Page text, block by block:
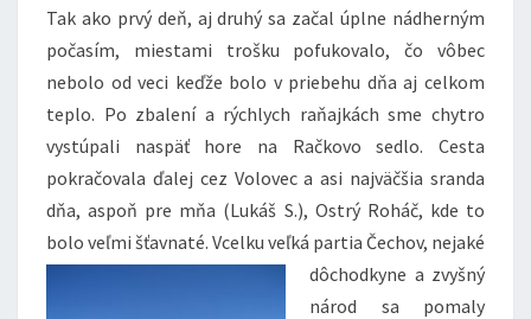
Tak ako prvý deň, aj druhý sa začal úplne nádherným
počasím, miestami trošku pofukovalo, čo vôbec
nebolo od veci keďže bolo v priebehu dňa aj celkom
teplo. Po zbalení a rýchlych raňajkách sme chytro
vystúpali naspäť hore na Račkovo sedlo. Cesta
pokračovala ďalej cez Volovec a asi najväčšia sranda
dňa, aspoň pre mňa (Lukáš S.), Ostrý Roháč, kde to
bolo veľmi šťavnaté. Vcelku veľká partia Čechov, nejaké
dôchodkyne a zvyšný
národ sa pomaly